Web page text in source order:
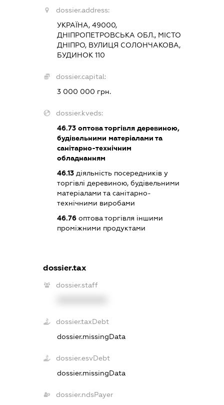
dossier.address:
УКРАЇНА, 49000,
ДНІПРОПЕТРОВСЬКА ОБЛ., МІСТО
ДНІПРО, ВУЛИЦЯ СОЛОНЧАКОВА,
БУДИНОК 110
dossier.capital:
3 000 000 грн.
dossier.kveds:
46.73оптова торгівля деревиною,
будівельними матеріалами та
санітарно-технічним
обладнанням
46.13діяльність посередників у
торгівлі деревиною, будівельними
матеріалами та санітарно-
технічними виробами
46.76оптова торгівля іншими
проміжними продуктами
dossier.tax
dossier.staff
dossier.taxDebt
dossier.missingData
dossier.esvDebt
dossier.missingData
dossier.ndsPayer